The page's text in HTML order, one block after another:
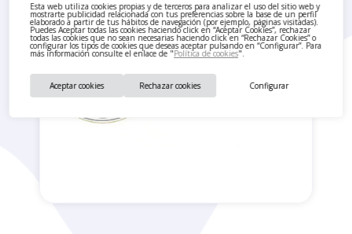
Esta web utiliza cookies propias y de terceros para analizar el uso del sitio web y
mostrarte publicidad relacionada con tus preferencias sobre la base de un perfil
elaborado a partir de tus hábitos de navegación (por ejemplo, páginas visitadas).
Puedes Aceptar todas las cookies haciendo click en “Aceptar Cookies”, rechazar
todas las cookies que no sean necesarias haciendo click en “Rechazar Cookies” o
configurar los tipos de cookies que deseas aceptar pulsando en “Configurar”. Para
más información consulte el enlace de "Política de cookies".
Configurar
Rechazar cookies
Aceptar cookies